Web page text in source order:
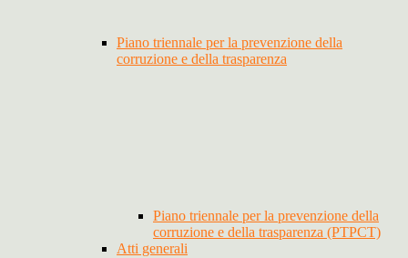
Piano triennale per la prevenzione della
corruzione e della trasparenza
Piano triennale per la prevenzione della
corruzione e della trasparenza (PTPCT)
Atti generali